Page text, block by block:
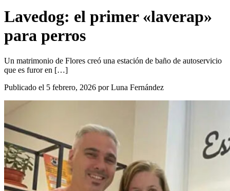
Lavedog: el primer «laverap»
para perros
Un matrimonio de Flores creó una estación de baño de autoservicio
que es furor en […]
Publicado el 5 febrero, 2026 por Luna Fernández